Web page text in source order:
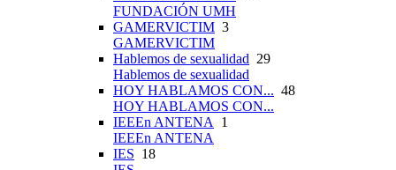
FUNDACIÓN UMH
GAMERVICTIM 3
GAMERVICTIM
Hablemos de sexualidad 29
Hablemos de sexualidad
HOY HABLAMOS CON... 48
HOY HABLAMOS CON...
IEEEn ANTENA 1
IEEEn ANTENA
IES 18